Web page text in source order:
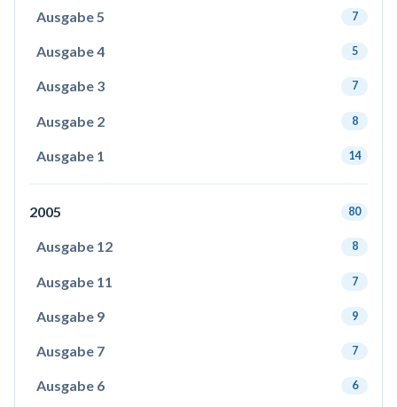
Ausgabe 5 7
Ausgabe 4 5
Ausgabe 3 7
Ausgabe 2 8
Ausgabe 1 14
2005 80
Ausgabe 12 8
Ausgabe 11 7
Ausgabe 9 9
Ausgabe 7 7
Ausgabe 6 6